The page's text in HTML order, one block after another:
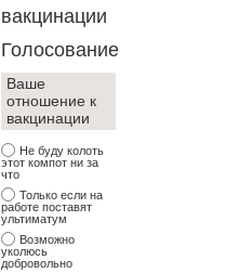
вакцинации
Голосование
Ваше
отношение к
вакцинации
Не буду колоть
этот компот ни за
что
Только если на
работе поставят
ультиматум
Возможно
уколюсь
добровольно